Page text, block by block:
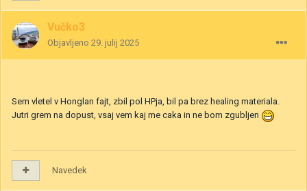
Vučko3
Objavljeno 29. julij 2025
Sem vletel v Honglan fajt, zbil pol HPja, bil pa brez healing materiala.
Jutri grem na dopust, vsaj vem kaj me caka in ne bom zgubljen
Navedek